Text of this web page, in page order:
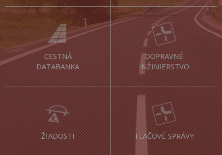
CESTNÁ
DATABANKA
DOPRAVNÉ
INŽINIERSTVO
ŽIADOSTI TLAČOVÉ SPRÁVY